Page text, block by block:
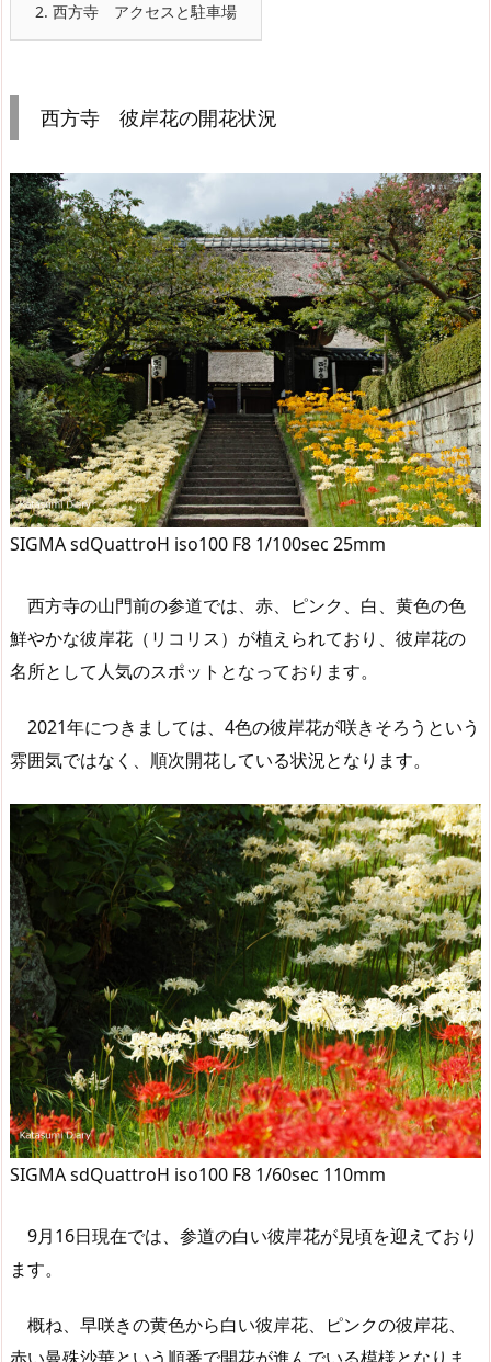
2. 西方寺 アクセスと駐車場
西方寺 彼岸花の開花状況
SIGMA sdQuattroH iso100 F8 1/100sec 25mm
西方寺の山門前の参道では、赤、ピンク、白、黄色の色
鮮やかな彼岸花（リコリス）が植えられており、彼岸花の
名所として人気のスポットとなっております。
2021年につきましては、4色の彼岸花が咲きそろうという
雰囲気ではなく、順次開花している状況となります。
SIGMA sdQuattroH iso100 F8 1/60sec 110mm
9月16日現在では、参道の白い彼岸花が見頃を迎えており
ます。
概ね、早咲きの黄色から白い彼岸花、ピンクの彼岸花、